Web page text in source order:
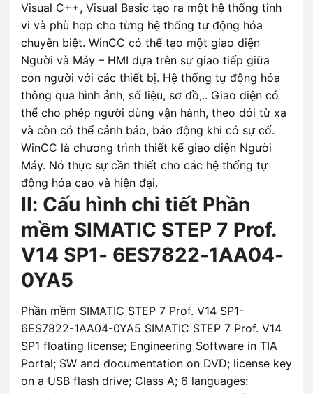
Visual C++, Visual Basic tạo ra một hệ thống tinh
vi và phù hợp cho từng hệ thống tự động hóa
chuyên biệt. WinCC có thể tạo một giao diện
Người và Máy – HMI dựa trên sự giao tiếp giữa
con người với các thiết bị. Hệ thống tự động hóa
thông qua hình ảnh, số liệu, sơ đồ,.. Giao diện có
thể cho phép người dùng vận hành, theo dỏi từ xa
và còn có thể cảnh báo, báo động khi có sự cố.
WinCC là chương trình thiết kế giao diện Người
Máy. Nó thực sự cần thiết cho các hệ thống tự
động hóa cao và hiện đại.
II: Cấu hình chi tiết Phần
mềm SIMATIC STEP 7 Prof.
V14 SP1- 6ES7822-1AA04-
0YA5
Phần mềm SIMATIC STEP 7 Prof. V14 SP1-
6ES7822-1AA04-0YA5 SIMATIC STEP 7 Prof. V14
SP1 floating license; Engineering Software in TIA
Portal; SW and documentation on DVD; license key
on a USB flash drive; Class A; 6 languages: